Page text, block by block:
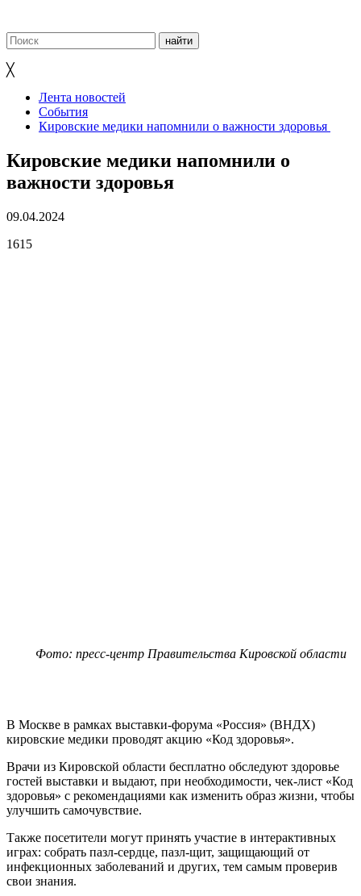
╳
Лента новостей
События
Кировские медики напомнили о важности здоровья
Кировские медики напомнили о
важности здоровья
09.04.2024
1615
Фото: пресс-центр Правительства Кировской области
В Москве в рамках выставки-форума «Россия» (ВНДХ)
кировские медики проводят акцию «Код здоровья».
Врачи из Кировской области бесплатно обследуют здоровье
гостей выставки и выдают, при необходимости, чек-лист «Код
здоровья» с рекомендациями как изменить образ жизни, чтобы
улучшить самочувствие.
Также посетители могут принять участие в интерактивных
играх: собрать пазл-сердце, пазл-щит, защищающий от
инфекционных заболеваний и других, тем самым проверив
свои знания.